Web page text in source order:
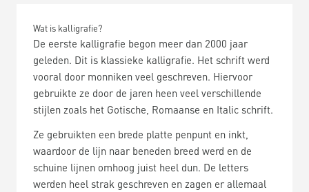
Wat is kalligrafie?
De eerste kalligrafie begon meer dan 2000 jaar
geleden. Dit is klassieke kalligrafie. Het schrift werd
vooral door monniken veel geschreven. Hiervoor
gebruikte ze door de jaren heen veel verschillende
stijlen zoals het Gotische, Romaanse en Italic schrift.
Ze gebruikten een brede platte penpunt en inkt,
waardoor de lijn naar beneden breed werd en de
schuine lijnen omhoog juist heel dun. De letters
werden heel strak geschreven en zagen er allemaal